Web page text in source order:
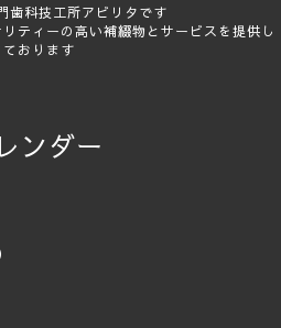
歯科技工所アビリタです
ティーの高い補綴物とサービスを提供し
ております
ンダー